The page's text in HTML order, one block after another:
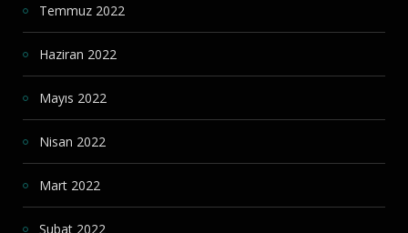
Temmuz 2022
Haziran 2022
Mayıs 2022
Nisan 2022
Mart 2022
Şubat 2022